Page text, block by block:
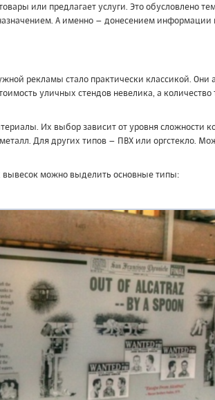
или предлагает услуги. Это обусловлено
А именно – донесением информации
рекламы стало практически классикой. Они
уличных стендов невелика, а количество
Их выбор зависит от уровня сложности
Для других типов – ПВХ или оргстекло.
вывесок можно выделить основные типы: